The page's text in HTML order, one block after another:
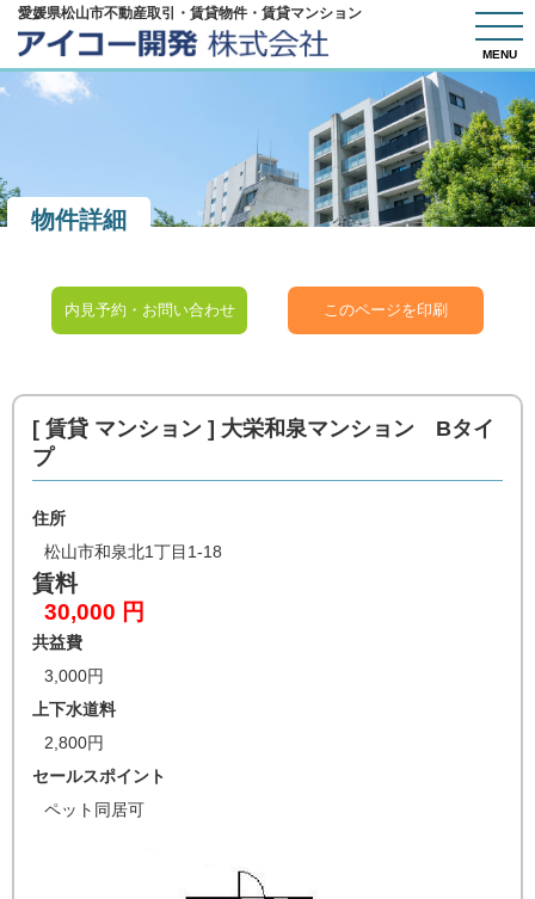
MENU
愛媛県松山市不動産取引・賃貸物件・賃貸マンション
物件詳細
内見予約・お問い合わせ このページを印刷
[ 賃貸 マンション ] 大栄和泉マンション Bタイ
プ
住所
松山市和泉北1丁目1-18
賃料
30,000 円
共益費
3,000円
上下水道料
2,800円
セールスポイント
ペット同居可